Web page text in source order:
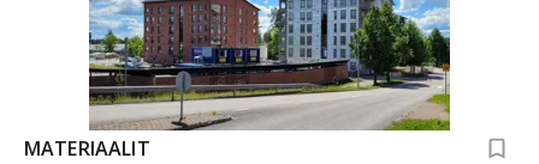
MATERIAALIT